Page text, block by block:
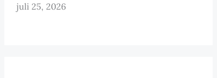
juli 25, 2026